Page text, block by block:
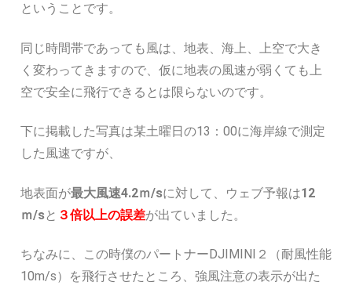
ということです。
同じ時間帯であっても風は、地表、海上、上空で大き
く変わってきますので、仮に地表の風速が弱くても上
空で安全に飛行できるとは限らないのです。
下に掲載した写真は某土曜日の13：00に海岸線で測定
した風速ですが、
地表面が最大風速4.2ｍ/sに対して、ウェブ予報は12
ｍ/sと ３倍以上の誤差が出ていました。
ちなみに、この時僕のパートナーDJIMINI２（耐風性能
10m/s）を飛行させたところ、強風注意の表示が出た